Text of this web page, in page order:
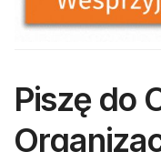
Piszę do